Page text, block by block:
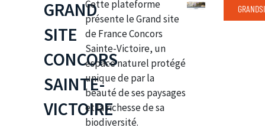
GRAND
SITE
CONCORS
SAINTE-
VICTOIRE
Cette plateforme
présente le Grand site
de France Concors
Sainte-Victoire, un
espace naturel protégé
unique de par la
beauté de ses paysages
et la richesse de sa
biodiversité.